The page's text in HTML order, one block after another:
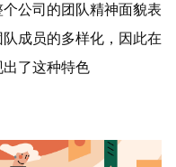
公司的团队精神面貌表
成员的多样化，因此在
了这种特色